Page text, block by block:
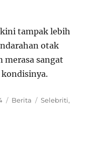
tampak lebih
otak
merasa sangat
Categories
Berita Tags
Selebriti,